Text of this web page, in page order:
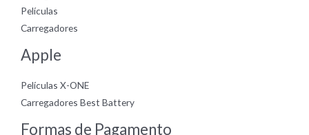
Películas
Carregadores
Apple
Películas X-ONE
Carregadores Best Battery
Formas de Pagamento